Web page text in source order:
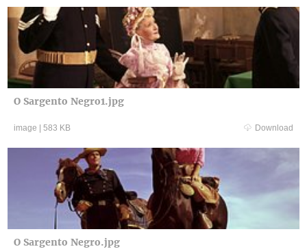
O Sargento Negro1.jpg
image 583 KB Download
O Sargento Negro.jpg